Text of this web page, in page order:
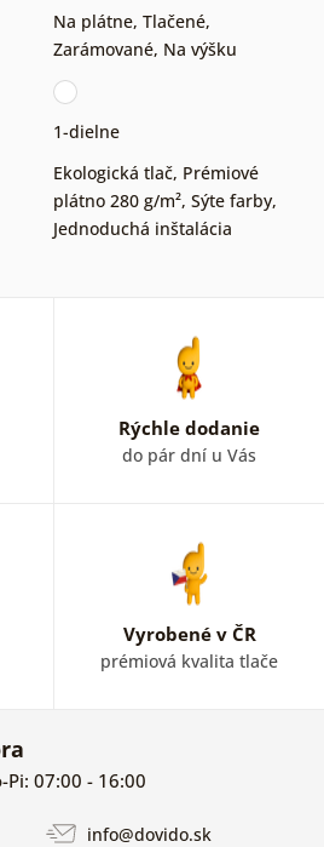
Na plátne, Tlačené,
Zarámované, Na výšku
1-dielne
Ekologická tlač, Prémiové
plátno 280 g/m², Sýte farby,
Jednoduchá inštalácia
Rýchle dodanie
do pár dní u Vás
Vyrobené v ČR
prémiová kvalita tlače
Pi: 07:00 - 16:00
info@dovido.sk